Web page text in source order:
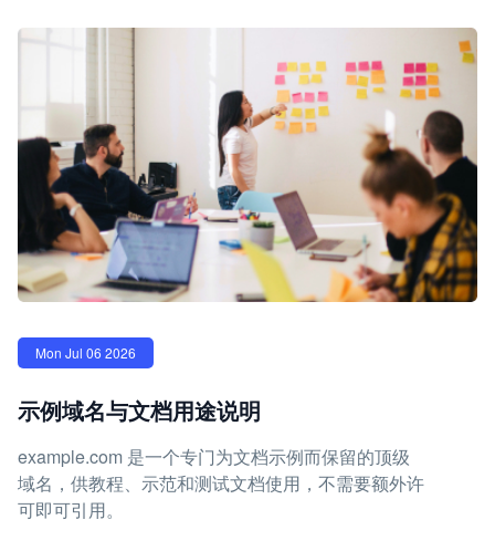
Mon Jul 06 2026
示例域名与文档用途说明
example.com 是一个专门为文档示例而保留的顶级
域名，供教程、示范和测试文档使用，不需要额外许
可即可引用。